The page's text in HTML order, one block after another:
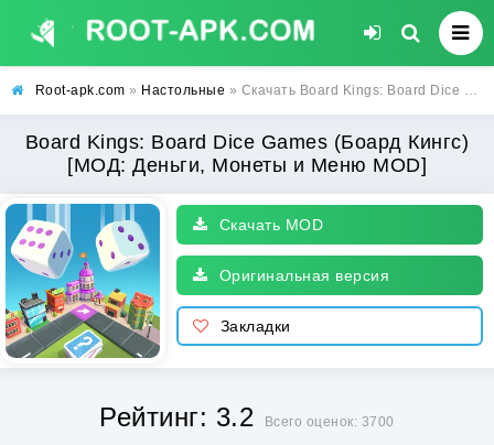
Root-apk.com » Настольные » Скачать Board Kings: Board Dice Games (Боард Кингс) [МОД: Деньги, Монеты и Меню MOD] | Взлом Board Kings: Board Dice Games на Андроид
Board Kings: Board Dice Games (Боард Кингс)
[МОД: Деньги, Монеты и Меню MOD]
Скачать MOD
Оригинальная версия
Закладки
Рейтинг: 3.2 Всего оценок: 3700